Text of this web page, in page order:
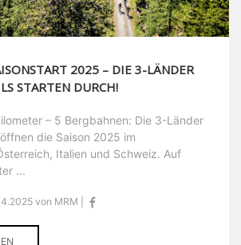
2025 – DIE 3-LÄNDER
STARTEN DURCH!
– 5 Bergbahnen: Die 3-Länder
die Saison 2025 im
Italien und Schweiz. Auf
...
von MRM |